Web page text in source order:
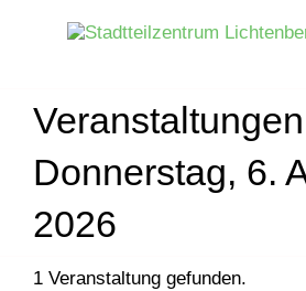
Donnerstag, 6.
2026
1 Veranstaltung gefunden.